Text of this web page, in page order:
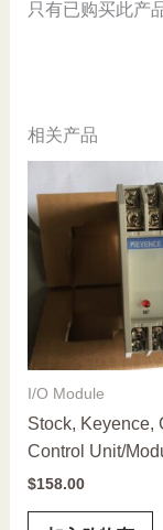
只有已购买此产
相关产品
I/O Module
Stock, Keyence,
Control Unit/
$158.00